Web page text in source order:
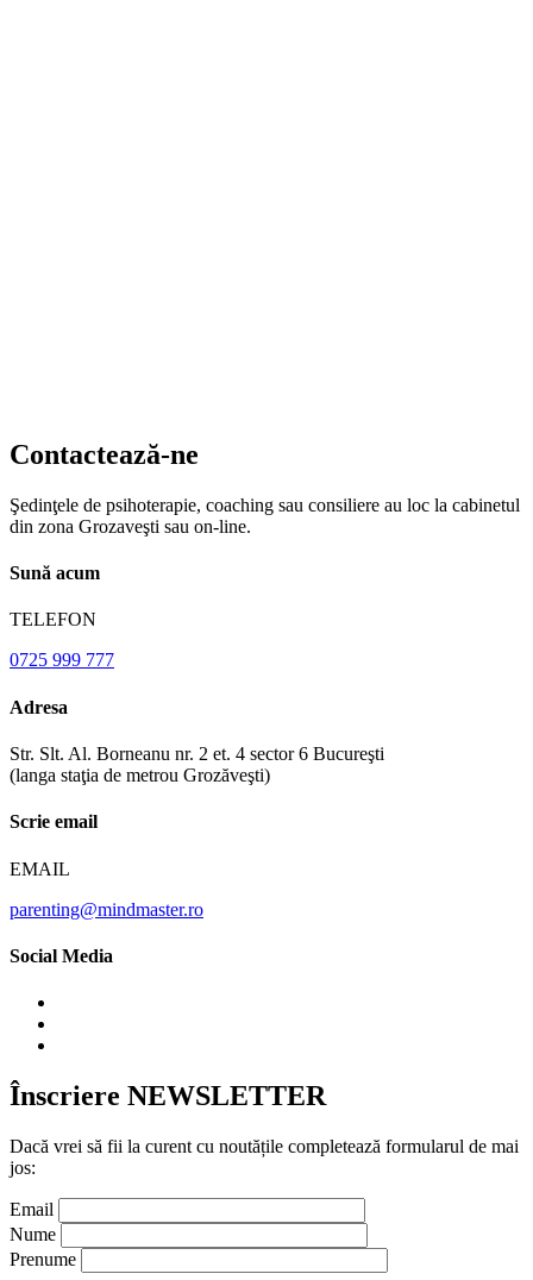
Contactează-ne
Şedinţele de psihoterapie, coaching sau consiliere au loc la cabinetul
din zona Grozaveşti sau on-line.
Sună acum
TELEFON
0725 999 777
Adresa
Str. Slt. Al. Borneanu nr. 2 et. 4 sector 6 Bucureşti
(langa staţia de metrou Grozăveşti)
Scrie email
EMAIL
parenting@mindmaster.ro
Social Media
Înscriere NEWSLETTER
Dacă vrei să fii la curent cu noutățile completează formularul de mai
jos:
Email
Nume
Prenume